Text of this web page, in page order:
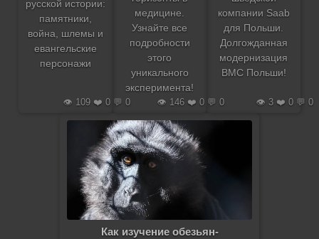
русской истории:
памятники,
война, шлемы и
евангельские
персонажи
👁️ 109 ❤️ 0 💬 0
медицине.
Узнайте все
подробности
этого
уникального
эксперимента!
👁️ 146 ❤️ 0 💬 0
компании Saab
для Польши.
Долгожданная
модернизация
ВМС Польши!
👁️ 3 ❤️ 0 💬 0
Как изучение обезьян-